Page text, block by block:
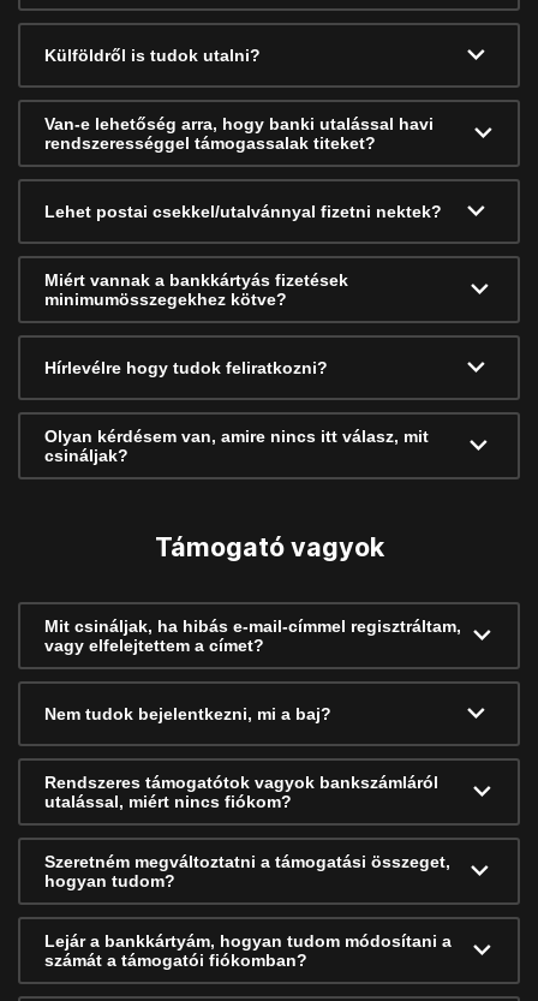
Külföldről is tudok utalni?
Van-e lehetőség arra, hogy banki utalással havi
rendszerességgel támogassalak titeket?
Lehet postai csekkel/utalvánnyal fizetni nektek?
Miért vannak a bankkártyás fizetések
minimumösszegekhez kötve?
Hírlevélre hogy tudok feliratkozni?
Olyan kérdésem van, amire nincs itt válasz, mit
csináljak?
Támogató vagyok
Mit csináljak, ha hibás e-mail-címmel regisztráltam,
vagy elfelejtettem a címet?
Nem tudok bejelentkezni, mi a baj?
Rendszeres támogatótok vagyok bankszámláról
utalással, miért nincs fiókom?
Szeretném megváltoztatni a támogatási összeget,
hogyan tudom?
Lejár a bankkártyám, hogyan tudom módosítani a
számát a támogatói fiókomban?